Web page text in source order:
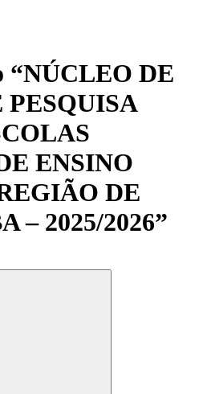
“NÚCLEO DE
ENSINO
DE
– 2025/2026”